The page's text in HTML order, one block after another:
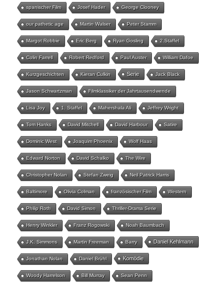
spanischer Film Josef Hader George Clooney
our pathetic age Martin Walser Peter Stamm
Margot Robbie Eric Berg Ryan Gosling 2.Staffel
Colin Farrell Robert Redford Paul Auster William Dafoe
Kurzgeschichten Kieran Culkin Serie Jack Black
Jason Schwartzman Filmklassiker der Jahrtausendwende
Lisa Joy 1. Staffel Mahershala Ali Jeffrey Wright
Tom Hanks David Mitchell David Harbour Satire
Dominic West Joaquim Phoenix Wolf Haas
Edward Norton David Schalko The Wire
Christopher Nolan Stefan Zweig Neil Patrick Harris
Baltimore Olivia Colman französischer Film Western
Philip Roth David Simon Thriller-Drama Serie
Henry Winkler Franz Rogowski Noah Baumbach
J.K. Simmons Martin Freeman Barry Daniel Kehlmann
Jonathan Nolan Daniel Brühl Komödie
Woody Harrelson Bill Murray Sean Penn